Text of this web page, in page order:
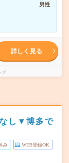
男性
詳しく見る
グ
し▼博多で
み WEB登録OK